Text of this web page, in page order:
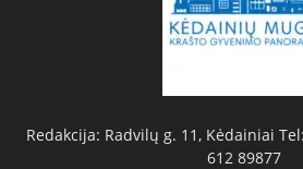
Redakcija: Radvilų g. 11, Kėdainiai
612 89877